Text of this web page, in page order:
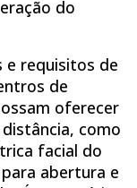
do
requisitos de
de
oferecer
como
facial do
abertura e